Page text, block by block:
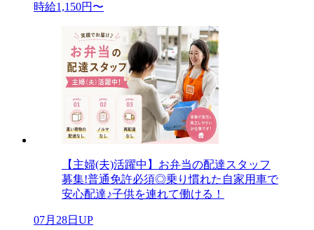
時給1,150円〜
【主婦(夫)活躍中】お弁当の配達スタッフ
募集!普通免許必須◎乗り慣れた自家用車で
安心配達♪子供を連れて働ける！
07月28日UP